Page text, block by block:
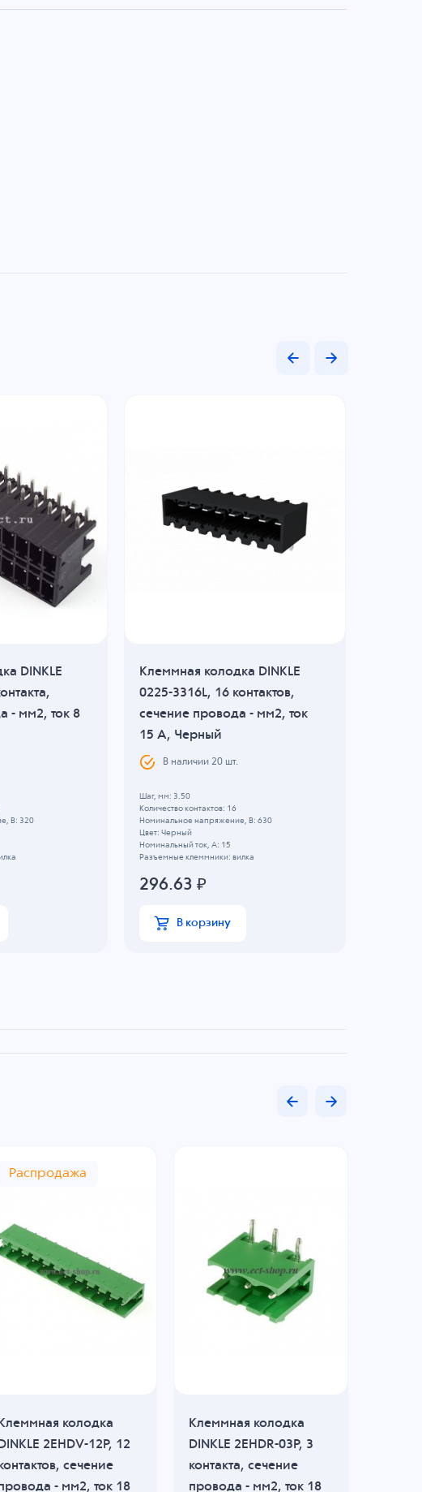
DINKLE
- мм2, ток 8
B: 320
Клеммная колодка DINKLE
0225-3316L, 16 контактов,
сечение провода - мм2, ток
15 A, Черный
В наличии 20шт.
Шаг, мм: 3.50
Количество контактов: 16
Номинальное напряжение, B: 630
Цвет: Черный
Номинальный ток, А: 15
Разъемные клеммники: вилка
296.63 ₽
В корзину
Распродажа
Клеммная колодка
DINKLE 2EHDV-12P, 12
сечение
- мм2, ток 18
Клеммная колодка
DINKLE 2EHDR-03P, 3
контакта, сечение
провода - мм2, ток 18